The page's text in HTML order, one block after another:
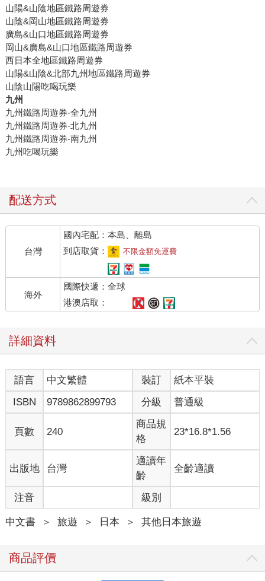
山陽&山陰地區鐵路周遊券
山陰&岡山地區鐵路周遊券
廣島&山口地區鐵路周遊券
岡山&廣島&山口地區鐵路周遊券
西日本全地區鐵路周遊券
山陽&山陰&北部九州地區鐵路周遊券
山陰山陽吃喝玩樂
九州
九州鐵路周遊券-全九州
九州鐵路周遊券-北九州
九州鐵路周遊券-南九州
九州吃喝玩樂
配送方式
台灣
國內宅配：本島、離島
到店取貨：
不限金額免運費
海外
國際快遞：全球
港澳店取：
詳細資料
語言 中文繁體 裝訂
紙本平裝
ISBN
9789862899793 分級 普通級
頁數 240
商品規
格
23*16.8*1.56
出版地 台灣
適讀年
齡
全齡適讀
注音 級別
中文書 ＞ 旅遊 ＞ 日本 ＞ 其他日本旅遊
商品評價